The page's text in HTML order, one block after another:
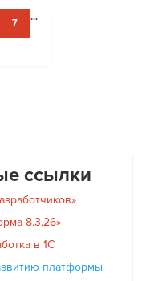
...
7
ссылки
8.3.26»
в 1С
платформы